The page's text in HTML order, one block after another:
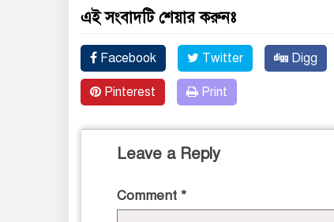
এই সংবাদটি শেয়ার করুনঃ
Facebook Twitter Digg
Pinterest Print
Leave a Reply
Comment *